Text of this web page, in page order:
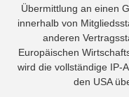
Übermittlung an einen
innerhalb von
anderen
Europäischen
wird die vollständige IP-
den USA